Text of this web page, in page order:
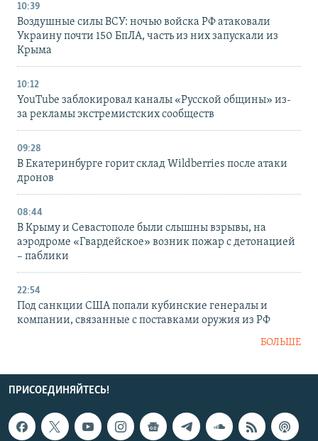
10:39
Воздушные силы ВСУ: ночью войска РФ атаковали
Украину почти 150 БпЛА, часть из них запускали из
Крыма
10:12
YouTube заблокировал каналы «Русской общины» из-
за рекламы экстремистских сообществ
09:28
В Екатеринбурге горит склад Wildberries после атаки
дронов
08:44
В Крыму и Севастополе были слышны взрывы, на
аэродроме «Гвардейское» возник пожар с детонацией
– паблики
22:54
Под санкции США попали кубинские генералы и
компании, связанные с поставками оружия из РФ
БОЛЬШЕ
ПРИСОЕДИНЯЙТЕСЬ!